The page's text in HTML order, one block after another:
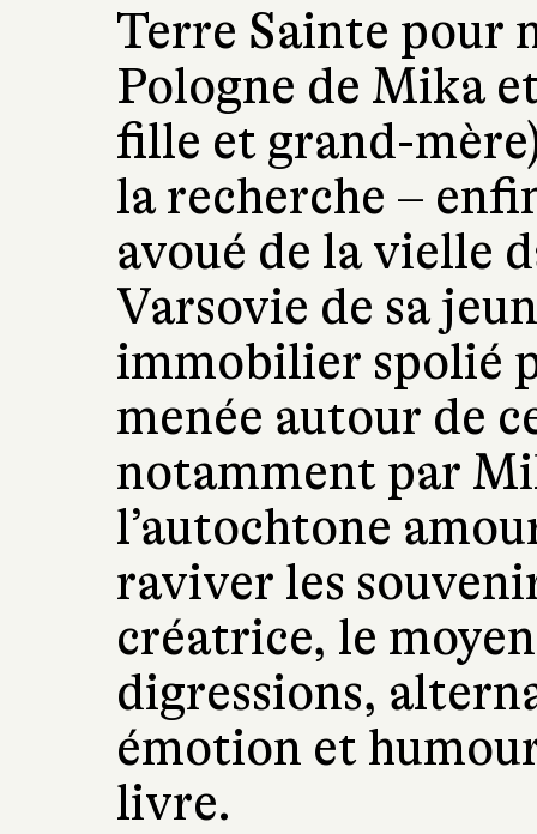
Terre Sainte pour
Pologne de Mika
fille et grand-
la recherche –
avoué de la vielle
Varsovie de sa
immobilier spolié
menée autour de
notamment par
l’autochtone
raviver les
créatrice, le
digressions,
émotion et
livre.